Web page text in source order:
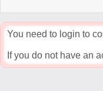
You need to login to
If you do not have an